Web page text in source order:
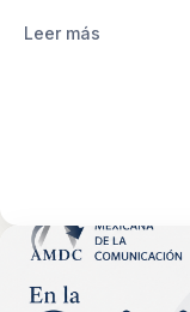
Leer más